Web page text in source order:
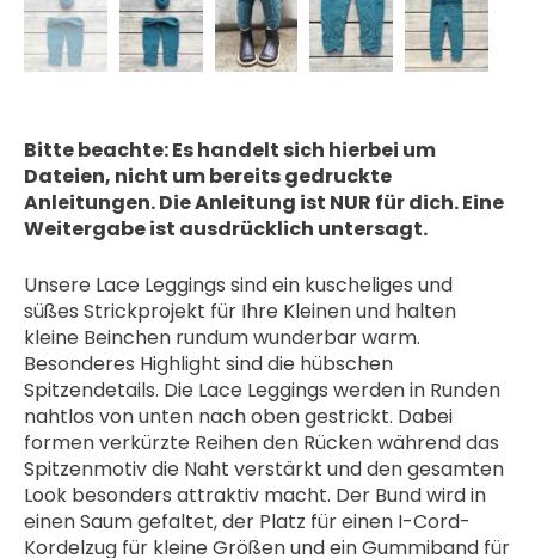
Bitte beachte: Es handelt sich hierbei um
Dateien, nicht um bereits gedruckte
Anleitungen. Die Anleitung ist NUR für dich. Eine
Weitergabe ist ausdrücklich untersagt.
Unsere Lace Leggings sind ein kuscheliges und
süßes Strickprojekt für Ihre Kleinen und halten
kleine Beinchen rundum wunderbar warm.
Besonderes Highlight sind die hübschen
Spitzendetails. Die Lace Leggings werden in Runden
nahtlos von unten nach oben gestrickt. Dabei
formen verkürzte Reihen den Rücken während das
Spitzenmotiv die Naht verstärkt und den gesamten
Look besonders attraktiv macht. Der Bund wird in
einen Saum gefaltet, der Platz für einen I-Cord-
Kordelzug für kleine Größen und ein Gummiband für